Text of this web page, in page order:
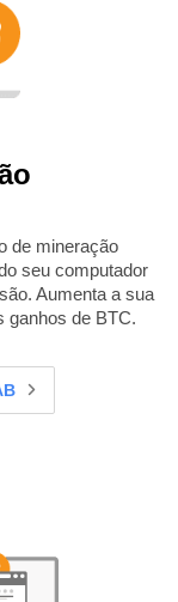
de mineração
seu computador
Aumenta a sua
ganhos de BTC.